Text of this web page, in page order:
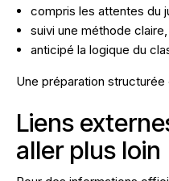
compris les attentes du
suivi une méthode claire,
anticipé la logique du
Une préparation
Liens
aller plus loin